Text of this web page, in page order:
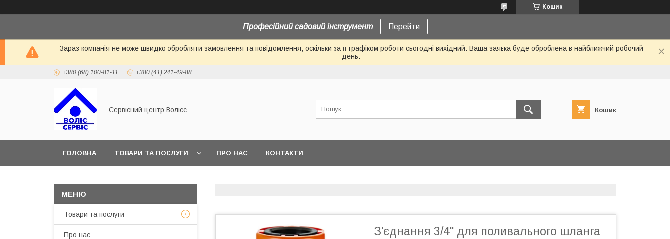
Кошик
Професійний садовий інструмент Перейти
Зараз компанія не може швидко обробляти замовлення та повідомлення, оскільки за її графіком роботи сьогодні вихідний. Ваша заявка буде оброблена в найближчий робочий
день.
+380 (68) 100-81-11 +380 (41) 241-49-88
Сервісний центр Волісс Кошик
ГОЛОВНА ТОВАРИ ТА ПОСЛУГИ ПРО НАС КОНТАКТИ
З'єднання 3/4" для поливального шланга
Товари та послуги
Про нас